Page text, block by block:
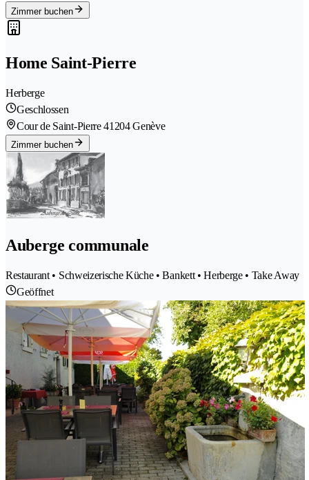
Zimmer buchen
Home Saint-Pierre
Herberge
Geschlossen
Cour de Saint-Pierre 41204 Genève
Zimmer buchen
Auberge communale
Restaurant • Schweizerische Küche • Bankett • Herberge • Take Away
Geöffnet